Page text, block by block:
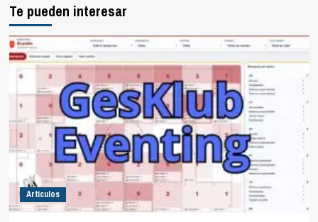
Te pueden interesar
Artículos